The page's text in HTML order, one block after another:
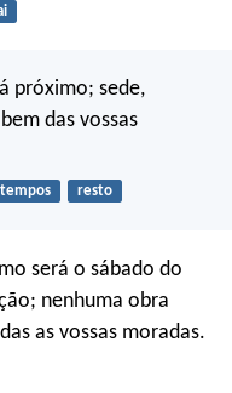
próximo; sede,
das vossas
resto
será o sábado do
nenhuma obra
as vossas moradas.